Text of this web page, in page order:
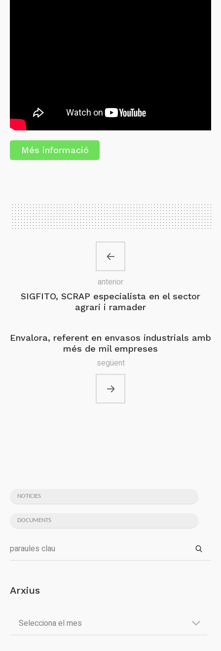
Més informació
SIGFITO, SCRAP especialista en el sector
agrari i ramader
anterior
Envalora, referent en envasos industrials amb
més de mil empreses
següent
NOTICIES
DOCUMENTS
Arxius